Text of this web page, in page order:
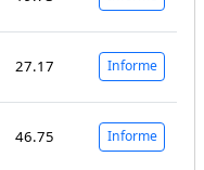
27.17 Informe
46.75 Informe